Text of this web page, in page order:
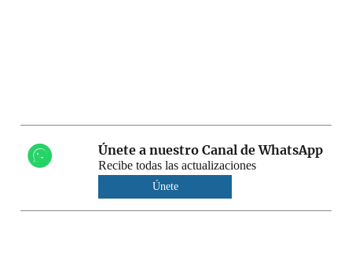
Únete a nuestro Canal de WhatsApp
Recibe todas las actualizaciones
Únete